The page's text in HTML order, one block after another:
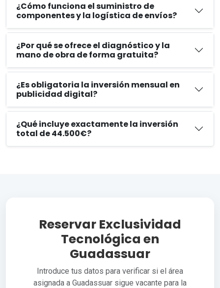
¿Cómo funciona el suministro de
componentes y la logística de envíos?
¿Por qué se ofrece el diagnóstico y la
mano de obra de forma gratuita?
¿Es obligatoria la inversión mensual en
publicidad digital?
¿Qué incluye exactamente la inversión
total de 44.500€?
Reservar Exclusividad
Tecnológica en
Guadassuar
Introduce tus datos para verificar si el área
asignada a Guadassuar sigue vacante para la